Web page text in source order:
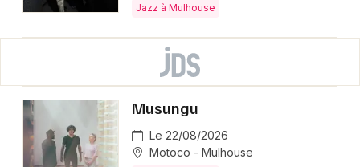
Jazz à Mulhouse
Musungu
Le 22/08/2026
Motoco - Mulhouse